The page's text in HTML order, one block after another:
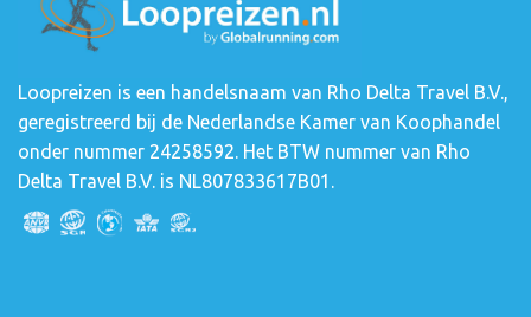
Loopreizen is een handelsnaam van Rho Delta Travel B.V.,
geregistreerd bij de Nederlandse Kamer van Koophandel
onder nummer 24258592. Het BTW nummer van Rho
Delta Travel B.V. is NL807833617B01.